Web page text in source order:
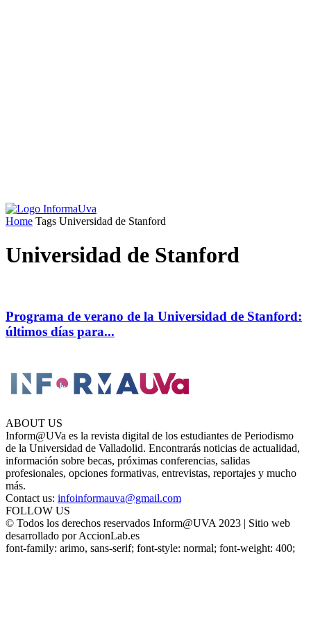
Home Tags Universidad de Stanford
Universidad de Stanford
Programa de verano de la Universidad de Stanford:
últimos días para...
ABOUT US
Inform@UVa es la revista digital de los estudiantes de Periodismo
de la Universidad de Valladolid. Encontrarás noticias de actualidad,
información sobre becas, próximas conferencias, salidas
profesionales, opciones formativas, entrevistas, reportajes y mucho
más.
Contact us: infoinformauva@gmail.com
FOLLOW US
© Todos los derechos reservados Inform@UVA 2023 | Sitio web
desarrollado por AccionLab.es
font-family: arimo, sans-serif; font-style: normal; font-weight: 400;